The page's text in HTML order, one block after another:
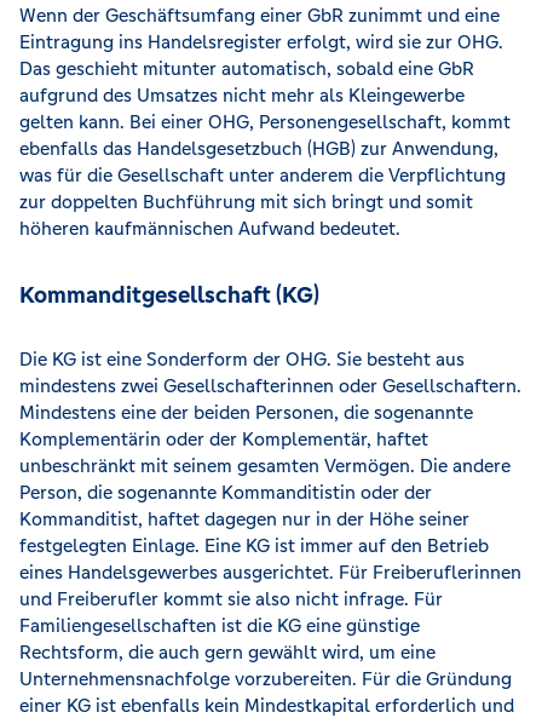
Wenn der Geschäftsumfang einer GbR zunimmt und eine
Eintragung ins Handelsregister erfolgt, wird sie zur OHG.
Das geschieht mitunter automatisch, sobald eine GbR
aufgrund des Umsatzes nicht mehr als Kleingewerbe
gelten kann. Bei einer OHG, Personengesellschaft, kommt
ebenfalls das Handelsgesetzbuch (HGB) zur Anwendung,
was für die Gesellschaft unter anderem die Verpflichtung
zur doppelten Buchführung mit sich bringt und somit
höheren kaufmännischen Aufwand bedeutet.
Kommanditgesellschaft (KG)
Die KG ist eine Sonderform der OHG. Sie besteht aus
mindestens zwei Gesellschafterinnen oder Gesellschaftern.
Mindestens eine der beiden Personen, die sogenannte
Komplementärin oder der Komplementär, haftet
unbeschränkt mit seinem gesamten Vermögen. Die andere
Person, die sogenannte Kommanditistin oder der
Kommanditist, haftet dagegen nur in der Höhe seiner
festgelegten Einlage. Eine KG ist immer auf den Betrieb
eines Handelsgewerbes ausgerichtet. Für Freiberuflerinnen
und Freiberufler kommt sie also nicht infrage. Für
Familiengesellschaften ist die KG eine günstige
Rechtsform, die auch gern gewählt wird, um eine
Unternehmensnachfolge vorzubereiten. Für die Gründung
einer KG ist ebenfalls kein Mindestkapital erforderlich und